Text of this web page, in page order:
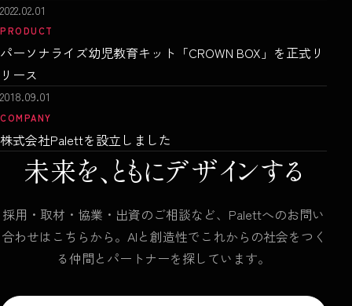
2022.02.01
PRODUCT
パーソナライズ幼児教育キット「CROWN BOX」を正式リ
リース
2018.09.01
COMPANY
株式会社Palettを設立しました
未来を、ともにデザインする
採用・取材・協業・出資のご相談など、Palettへのお問い
合わせはこちらから。AIと創造性でこれからの社会をつく
る仲間とパートナーを探しています。